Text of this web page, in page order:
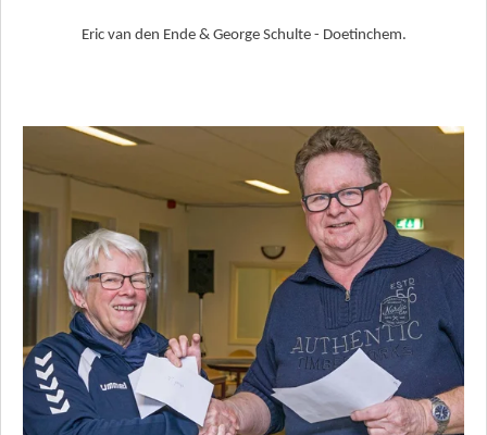
Eric van den Ende & George Schulte - Doetinchem.